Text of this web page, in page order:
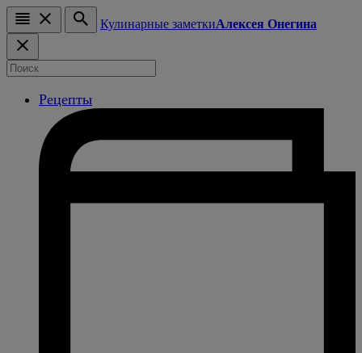
Кулинарные заметкиАлексея Онегина
Рецепты